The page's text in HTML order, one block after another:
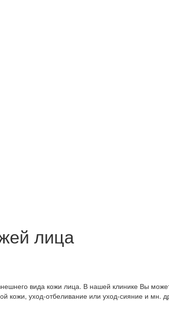
лица
вида кожи лица. В нашей клинике Вы
кожи, уход-отбеливание или уход-сияние и мн.